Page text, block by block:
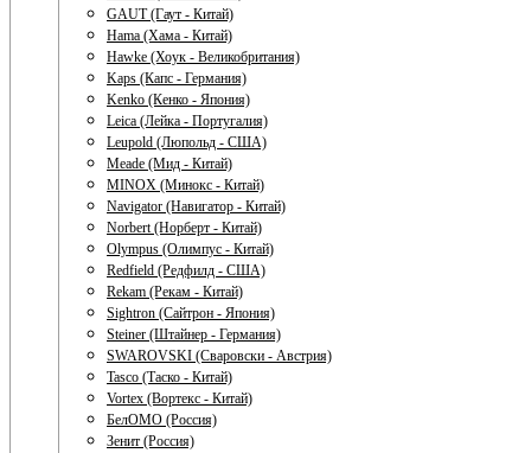
GAUT (Гаут - Китай)
Hama (Хама - Китай)
Hawke (Хоук - Великобритания)
Kaps (Капс - Германия)
Kenko (Кенко - Япония)
Leica (Лейка - Португалия)
Leupold (Люпольд - США)
Meade (Мид - Китай)
MINOX (Минокс - Китай)
Navigator (Навигатор - Китай)
Norbert (Норберт - Китай)
Olympus (Олимпус - Китай)
Redfield (Редфилд - США)
Rekam (Рекам - Китай)
Sightron (Сайтрон - Япония)
Steiner (Штайнер - Германия)
SWAROVSKI (Сваровски - Австрия)
Tasco (Таско - Китай)
Vortex (Вортекс - Китай)
БелОМО (Россия)
Зенит (Россия)